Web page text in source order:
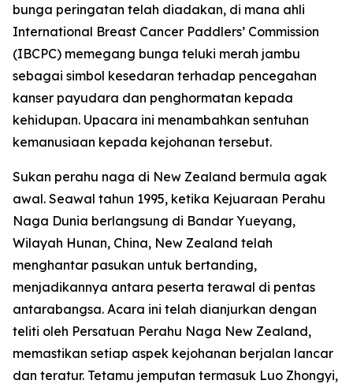
bunga peringatan telah diadakan, di mana ahli
International Breast Cancer Paddlers’ Commission
(IBCPC) memegang bunga teluki merah jambu
sebagai simbol kesedaran terhadap pencegahan
kanser payudara dan penghormatan kepada
kehidupan. Upacara ini menambahkan sentuhan
kemanusiaan kepada kejohanan tersebut.
Sukan perahu naga di New Zealand bermula agak
awal. Seawal tahun 1995, ketika Kejuaraan Perahu
Naga Dunia berlangsung di Bandar Yueyang,
Wilayah Hunan, China, New Zealand telah
menghantar pasukan untuk bertanding,
menjadikannya antara peserta terawal di pentas
antarabangsa. Acara ini telah dianjurkan dengan
teliti oleh Persatuan Perahu Naga New Zealand,
memastikan setiap aspek kejohanan berjalan lancar
dan teratur. Tetamu jemputan termasuk Luo Zhongyi,